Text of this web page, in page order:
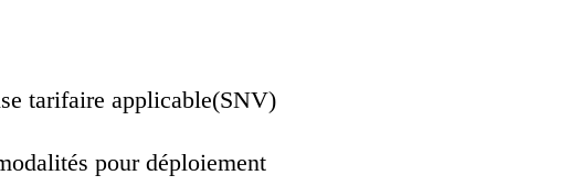
tarifaire applicable(SNV)
pour déploiement